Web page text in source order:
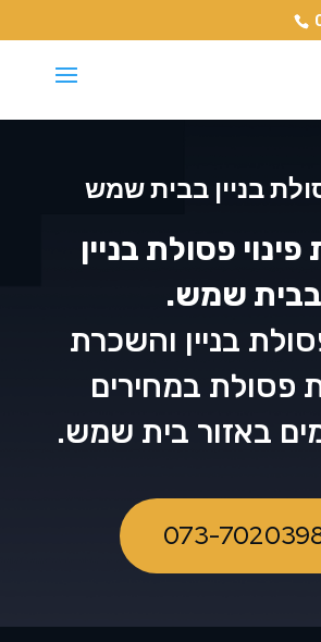
בניין בבית שמש
פסולת בניין
בבית שמש.
בניין והשכרת
פסולת במחירים
באזור בית שמש.
073-